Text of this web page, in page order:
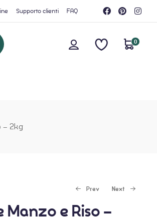
Supporto clienti FAQ
0
– 2kg
Prev Next
e Riso –